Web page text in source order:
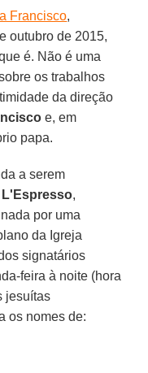
Francisco,
outubro de 2015,
é. Não é uma
os trabalhos
da direção
e, em
papa.
a serem
L'Espresso,
por uma
da Igreja
signatários
feira à noite (hora
jesuítas
os nomes de: